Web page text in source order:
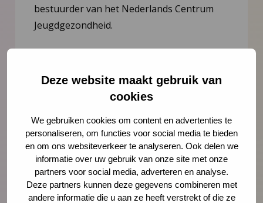
Deze website maakt gebruik van
cookies
We gebruiken cookies om content en advertenties te
personaliseren, om functies voor social media te bieden
en om ons websiteverkeer te analyseren. Ook delen we
informatie over uw gebruik van onze site met onze
partners voor social media, adverteren en analyse.
Deze partners kunnen deze gegevens combineren met
andere informatie die u aan ze heeft verstrekt of die ze
bestuurder van het Nederlands Centrum
Jeugdgezondheid.